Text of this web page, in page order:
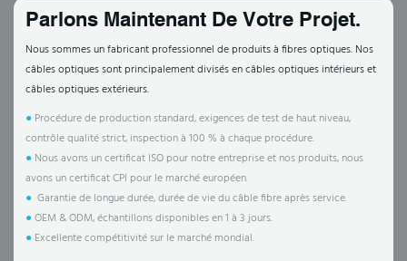
Parlons Maintenant De Votre Projet.
Nous sommes un fabricant professionnel de produits à fibres optiques. Nos
câbles optiques sont principalement divisés en câbles optiques intérieurs et
câbles optiques extérieurs.
● Procédure de production standard, exigences de test de haut niveau,
contrôle qualité strict, inspection à 100 % à chaque procédure.
● Nous avons un certificat ISO pour notre entreprise et nos produits, nous
avons un certificat CPI pour le marché européen.
● Garantie de longue durée, durée de vie du câble fibre après service.
●OEM & ODM, échantillons disponibles en 1 à 3 jours.
● Excellente compétitivité sur le marché mondial.